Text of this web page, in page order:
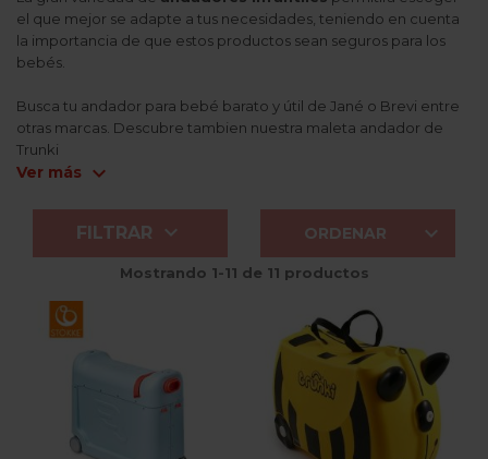
el que mejor se adapte a tus necesidades, teniendo en cuenta
la importancia de que estos productos sean seguros para los
bebés.
Busca tu andador para bebé barato y útil de Jané o Brevi entre
otras marcas. Descubre tambien nuestra maleta andador de
Trunki
Ver más expand_more
ORDENAR 
FILTRAR 
Mostrando 1-11 de 11 productos